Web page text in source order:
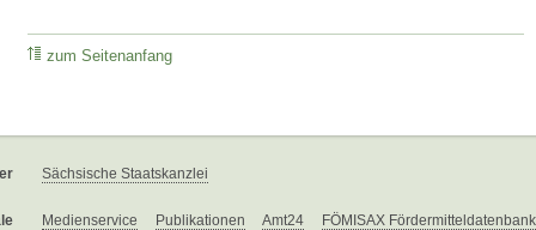
zum Seitenanfang
Sächsische Staatskanzlei
Medienservice Publikationen Amt24 FÖMISAX Fördermitteldatenbank